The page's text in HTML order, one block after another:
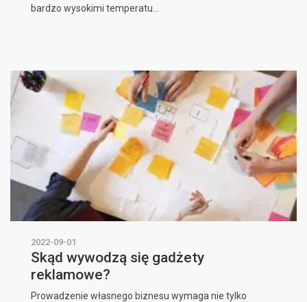
bardzo wysokimi temperatu...
2022-09-01
Skąd wywodzą się gadżety
reklamowe?
Prowadzenie własnego biznesu wymaga nie tylko